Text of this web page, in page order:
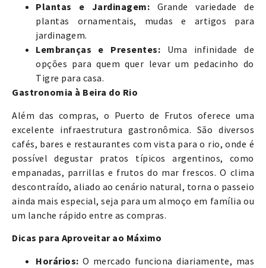
Plantas e Jardinagem: Grande variedade de
plantas ornamentais, mudas e artigos para
jardinagem.
Lembranças e Presentes: Uma infinidade de
opções para quem quer levar um pedacinho do
Tigre para casa.
Gastronomia à Beira do Rio
Além das compras, o Puerto de Frutos oferece uma
excelente infraestrutura gastronômica. São diversos
cafés, bares e restaurantes com vista para o rio, onde é
possível degustar pratos típicos argentinos, como
empanadas, parrillas e frutos do mar frescos. O clima
descontraído, aliado ao cenário natural, torna o passeio
ainda mais especial, seja para um almoço em família ou
um lanche rápido entre as compras.
Dicas para Aproveitar ao Máximo
Horários: O mercado funciona diariamente, mas